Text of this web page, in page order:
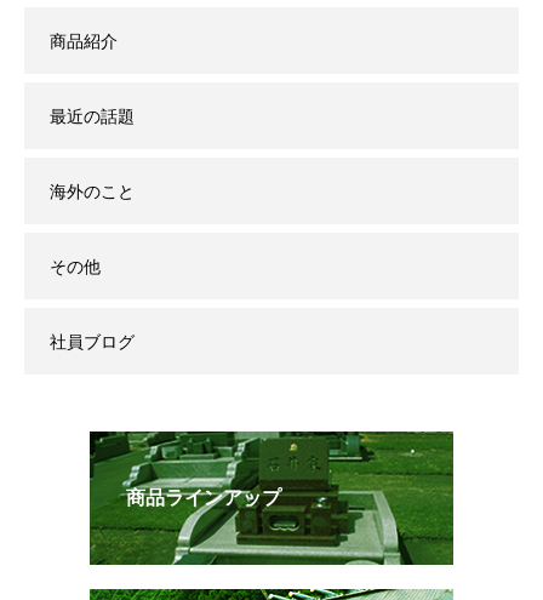
商品紹介
最近の話題
海外のこと
その他
社員ブログ
商品ラインアップ